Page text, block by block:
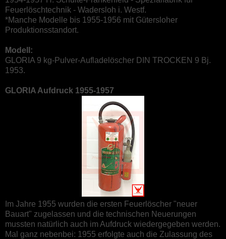
Feuerlöschtechnik - Wadersloh i. Westf.
*Manche Modelle bis 1955-1956 mit Gütersloher
Produktionsstandort.
Modell:
GLORIA 9 kg-Pulver-Aufladelöscher DIN TROCKEN 9 Bj.
1953.
GLORIA Aufdruck 1955-1957
Im Jahre 1955 wurden die ersten Feuerlöscher "neuer
Bauart" zugelassen und die technischen Neuerungen
mussten natürlich auch im Aufdruck wiedergegeben werden.
Mal ganz nebenbei: 1955 erfolgte auch die Zulassung des